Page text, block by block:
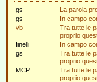
gs
La parola
gs
In campo
vb
Tra tutte le
proprio
finelli
In campo
gs
Tra tutte le
proprio
MCP
Tra tutte le
proprio